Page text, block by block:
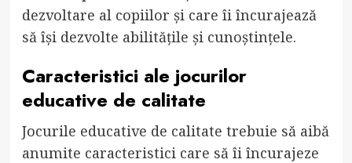
dezvoltare al copiilor și care îi încurajează
să își dezvolte abilitățile și cunoștințele.
Caracteristici ale jocurilor
educative de calitate
Jocurile educative de calitate trebuie să aibă
anumite caracteristici care să îi încurajeze